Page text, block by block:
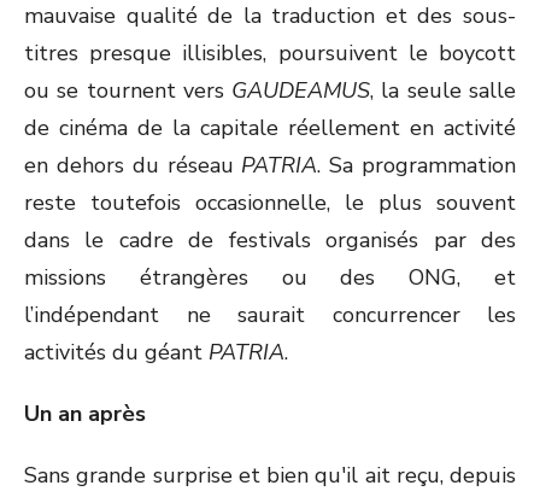
mauvaise qualité de la traduction et des sous-
titres presque illisibles, poursuivent le boycott
ou se tournent vers GAUDEAMUS, la seule salle
de cinéma de la capitale réellement en activité
en dehors du réseau PATRIA. Sa programmation
reste toutefois occasionnelle, le plus souvent
dans le cadre de festivals organisés par des
missions étrangères ou des ONG, et
l’indépendant ne saurait concurrencer les
activités du géant PATRIA.
Un an après
Sans grande surprise et bien qu'il ait reçu, depuis